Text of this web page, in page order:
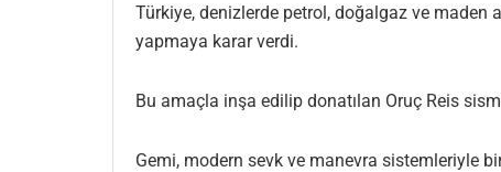
Türkiye, denizlerde petrol, doğalgaz ve maden
yapmaya karar verdi.
Bu amaçla inşa edilip donatılan Oruç Reis
Gemi, modern sevk ve manevra sistemleriyle